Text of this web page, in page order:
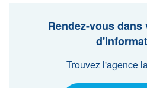
Rendez-vous
Trouvez l'agence